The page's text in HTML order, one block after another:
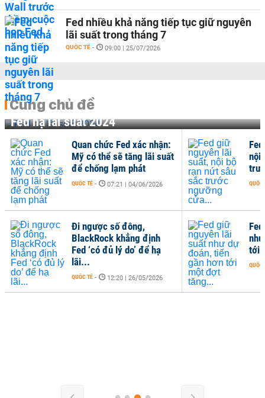
Fed nhiều khả năng tiếp tục giữ nguyên
lãi suất trong tháng 7
QUỐC TẾ - 09:00 | 25/07/2026
Cùng chủ đề
Fed hạ lãi suất 2024
tới
QUỐC
Quan chức Fed xác nhận:
Mỹ có thể sẽ tăng lãi suất
để chống lạm phát
QUỐC TẾ - 07:21 | 04/06/2026
Đi ngược số đông,
BlackRock khẳng định
Fed ‘có đủ lý do’ để hạ
lãi...
QUỐC TẾ - 12:20 | 26/05/2026
nội
QUỐC